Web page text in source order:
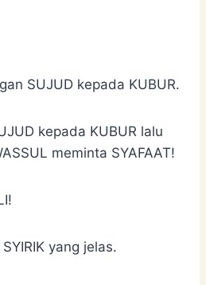
SUJUD kepada KUBUR.
kepada KUBUR lalu
meminta SYAFAAT!
yang jelas.